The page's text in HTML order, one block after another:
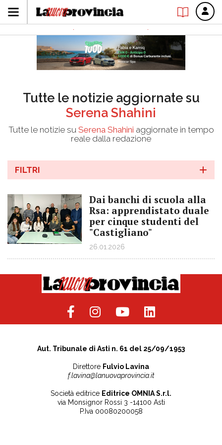
Tutte le notizie aggiornate su
Serena Shahini
Tutte le notizie su Serena Shahini aggiornate in tempo
reale dalla redazione
FILTRI
Dai banchi di scuola alla
Rsa: apprendistato duale
per cinque studenti del
"Castigliano"
26.01.2026
Aut. Tribunale di Asti n. 61 del 25/09/1953
Direttore Fulvio Lavina
f.lavina@lanuovaprovincia.it
Società editrice Editrice OMNIA S.r.l.
via Monsignor Rossi 3 -14100 Asti
P.Iva 00080200058